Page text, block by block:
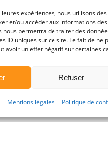
expériences, nous utilisons
et/ou accéder aux informations
nous permettra de traiter des
ID uniques sur ce site. Le fait de ne
avoir un effet négatif sur certaines
Refuser
Mentions légales Politique de